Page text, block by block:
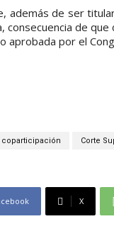
además de ser
de
aprobada por el
coparticipación Corte
X